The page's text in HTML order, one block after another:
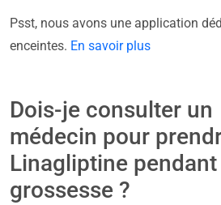
Psst, nous avons une application
enceintes. En savoir plus
Dois-je consulter un
médecin pour
Linagliptine pendant
grossesse ?